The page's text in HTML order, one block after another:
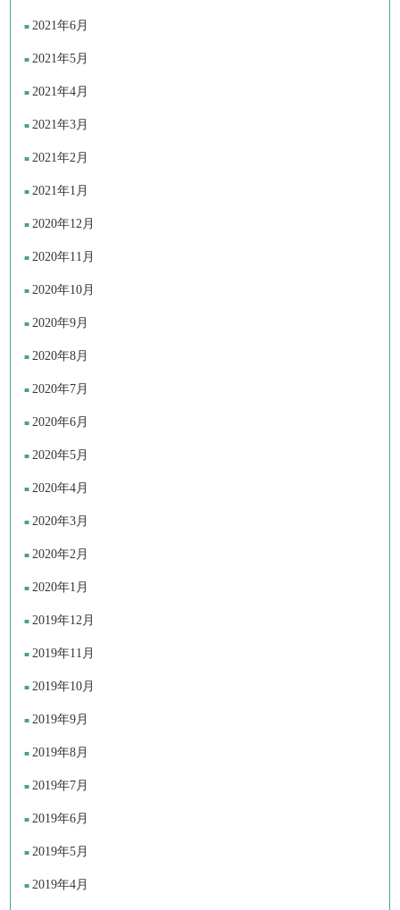
2021年6月
2021年5月
2021年4月
2021年3月
2021年2月
2021年1月
2020年12月
2020年11月
2020年10月
2020年9月
2020年8月
2020年7月
2020年6月
2020年5月
2020年4月
2020年3月
2020年2月
2020年1月
2019年12月
2019年11月
2019年10月
2019年9月
2019年8月
2019年7月
2019年6月
2019年5月
2019年4月